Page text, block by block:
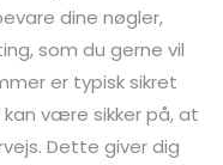
dine nøgler,
som du gerne vil
er typisk sikret
være sikker på, at
Dette giver dig